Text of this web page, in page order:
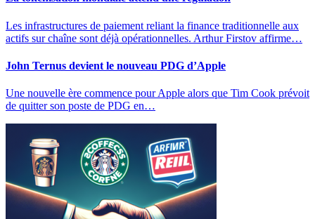
Les infrastructures de paiement reliant la finance traditionnelle aux
actifs sur chaîne sont déjà opérationnelles. Arthur Firstov affirme…
John Ternus devient le nouveau PDG d’Apple
Une nouvelle ère commence pour Apple alors que Tim Cook prévoit
de quitter son poste de PDG en…